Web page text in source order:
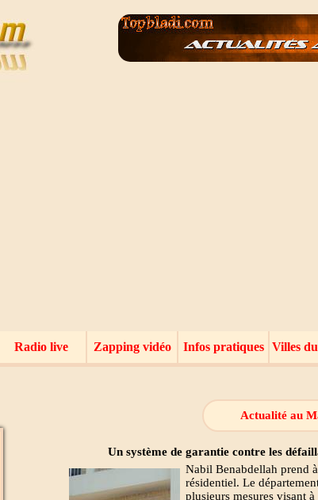
Radio live Zapping vidéo Infos pratiques Villes
Actualité au
Un système de garantie contre les
Nabil Benabdellah prend
résidentiel. Le
plusieurs mesures visant